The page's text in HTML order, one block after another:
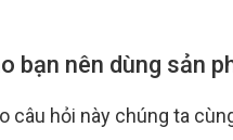
bạn nên dùng sản
câu hỏi này chúng ta